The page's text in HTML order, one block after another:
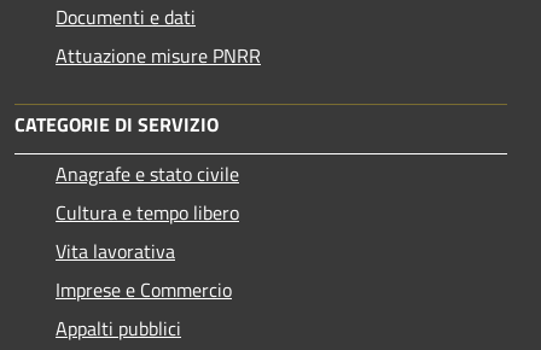
Documenti e dati
Attuazione misure PNRR
CATEGORIE DI SERVIZIO
Anagrafe e stato civile
Cultura e tempo libero
Vita lavorativa
Imprese e Commercio
Appalti pubblici